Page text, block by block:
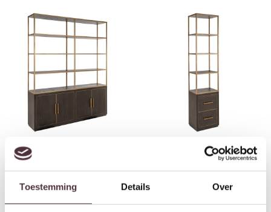
Toestemming Details Over
Richmond Interiors Wandkast
Carter brown large 4-doors
€2.781,00
Richmond Interiors Wandkast
Carter brown small 2-drawers
€1.048,00